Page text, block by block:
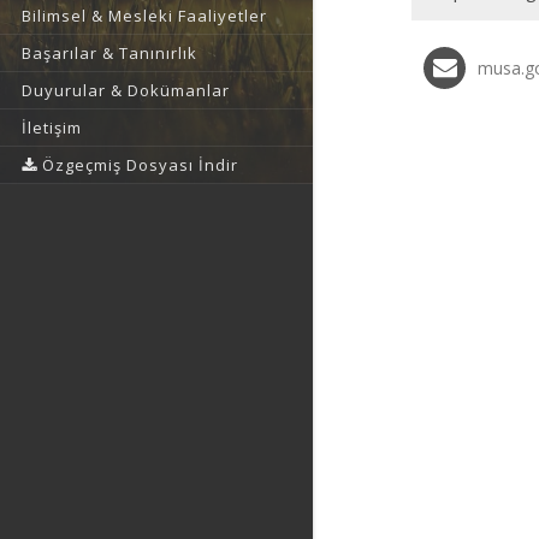
Bilimsel & Mesleki Faaliyetler
Başarılar & Tanınırlık
Duyurular & Dokümanlar
İletişim
Özgeçmiş Dosyası İndir